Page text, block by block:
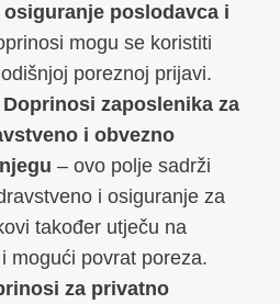
poslodavca i
mogu se koristiti
poreznoj prijavi.
Doprinosi zaposlenika za
i obvezno
– ovo polje sadrži
i osiguranje za
također utječu na
mogući povrat poreza.
za privatno